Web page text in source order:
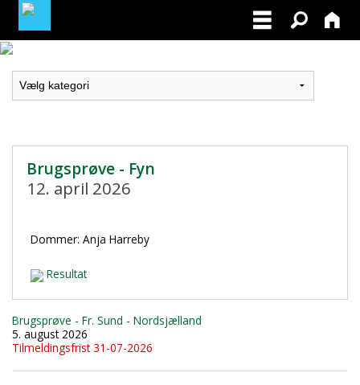
LOGIN / PROFIL
Brugsprøve - Fyn
12. april 2026
Dommer: Anja Harreby
Resultat
Brugsprøve - Fr. Sund - Nordsjælland
5. august 2026
Tilmeldingsfrist 31-07-2026